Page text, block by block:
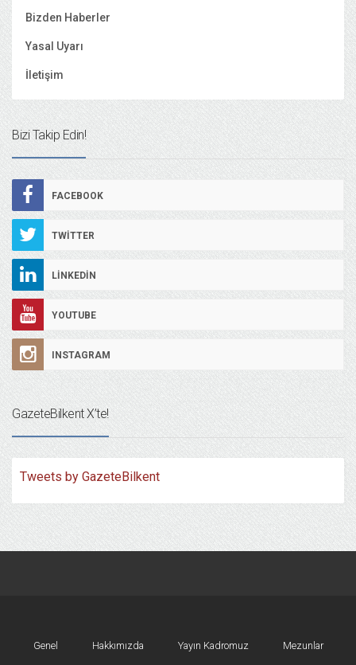
Bizden Haberler
Yasal Uyarı
İletişim
Bizi Takip Edin!
FACEBOOK
TWITTER
LINKEDIN
YOUTUBE
INSTAGRAM
GazeteBilkent X’te!
Tweets by GazeteBilkent
Genel Hakkımızda Yayın Kadromuz Mezunlar